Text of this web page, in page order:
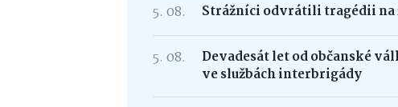
5. 08. Strážníci odvrátili tragédii na
5. 08.
Devadesát let od občanské
ve službách interbrigády